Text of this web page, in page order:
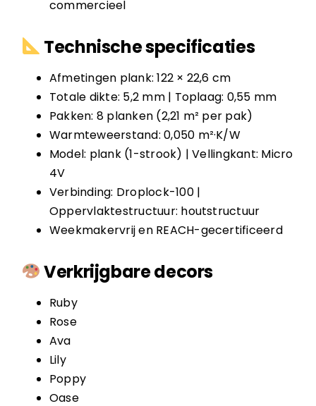
commercieel
Technische specificaties
Afmetingen plank: 122 × 22,6 cm
Totale dikte: 5,2 mm | Toplaag: 0,55 mm
Pakken: 8 planken (2,21 m² per pak)
Warmteweerstand: 0,050 m²·K/W
Model: plank (1-strook) | Vellingkant: Micro
4V
Verbinding: Droplock-100 |
Oppervlaktestructuur: houtstructuur
Weekmakervrij en REACH-gecertificeerd
Verkrijgbare decors
Ruby
Rose
Ava
Lily
Poppy
Oase